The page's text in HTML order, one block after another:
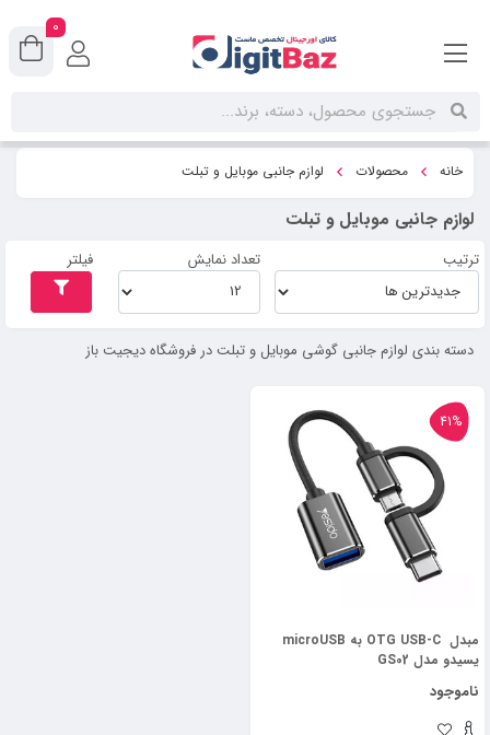
خانه محصولات لوازم جانبی موبایل و تبلت
لوازم جانبی موبایل و تبلت
ترتیب تعداد نمایش فیلتر
دسته بندی لوازم جانبی گوشی موبایل و تبلت در فروشگاه دیجیت باز
41%
مبدل OTG USB-C به microUSB
یسیدو مدل GS02
ناموجود
0